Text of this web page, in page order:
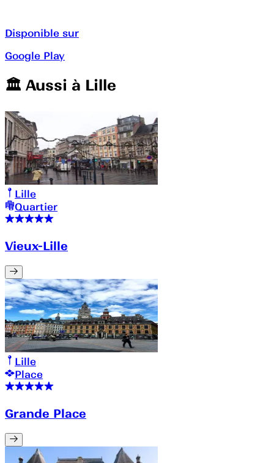
Disponible sur
Google Play
🏛️️ Aussi à Lille
Lille
Quartier
Vieux-Lille
Lille
Place
Grande Place